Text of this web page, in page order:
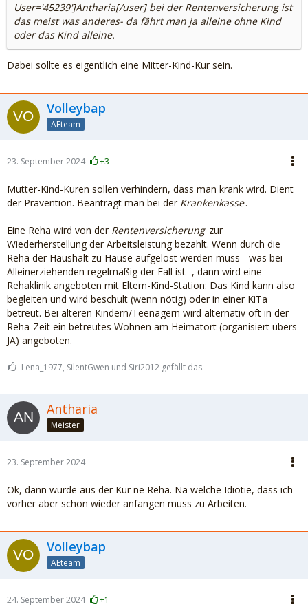
User='45239']Antharia[/user] bei der Rentenversicherung ist
das meist was anderes- da fährt man ja alleine ohne Kind
oder das Kind alleine.
Dabei sollte es eigentlich eine Mitter-Kind-Kur sein.
Volleybap
AEteam
23. September 2024 +3
Mutter-Kind-Kuren sollen verhindern, dass man krank wird. Dient
der Prävention. Beantragt man bei der Krankenkasse.
Eine Reha wird von der Rentenversicherung zur
Wiederherstellung der Arbeitsleistung bezahlt. Wenn durch die
Reha der Haushalt zu Hause aufgelöst werden muss - was bei
Alleinerziehenden regelmäßig der Fall ist -, dann wird eine
Rehaklinik angeboten mit Eltern-Kind-Station: Das Kind kann also
begleiten und wird beschult (wenn nötig) oder in einer KiTa
betreut. Bei älteren Kindern/Teenagern wird alternativ oft in der
Reha-Zeit ein betreutes Wohnen am Heimatort (organisiert übers
JA) angeboten.
Lena_1977, SilentGwen und Siri2012 gefällt das.
Antharia
Meister
23. September 2024
Ok, dann wurde aus der Kur ne Reha. Na welche Idiotie, dass ich
vorher aber schon wieder anfangen muss zu Arbeiten.
Volleybap
AEteam
24. September 2024 +1